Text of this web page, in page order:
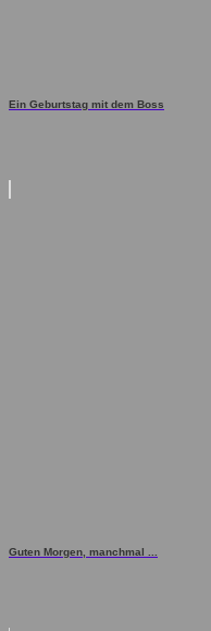
Ein Geburtstag mit dem Boss
Guten Morgen, manchmal ...